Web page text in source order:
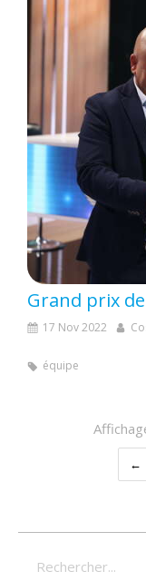
17 Nov 2022
équipe
Rechercher